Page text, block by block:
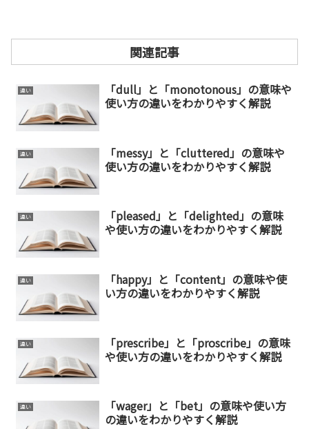
関連記事
違い
「dull」と「monotonous」の意味や
使い方の違いをわかりやすく解説
違い
「messy」と「cluttered」の意味や
使い方の違いをわかりやすく解説
違い
「pleased」と「delighted」の意味
や使い方の違いをわかりやすく解説
違い
「happy」と「content」の意味や使
い方の違いをわかりやすく解説
違い
「prescribe」と「proscribe」の意味
や使い方の違いをわかりやすく解説
違い
「wager」と「bet」の意味や使い方
の違いをわかりやすく解説